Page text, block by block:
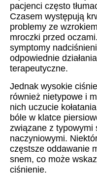
pacjenci często
Czasem występują
problemy ze
mroczki przed
symptomy
odpowiednie
terapeutyczne.
Jednak wysokie
również nietypowe i
nich uczucie
bóle w klatce
związane z typowymi
naczyniowymi.
częstsze oddawanie
snem, co może
ciśnienie.